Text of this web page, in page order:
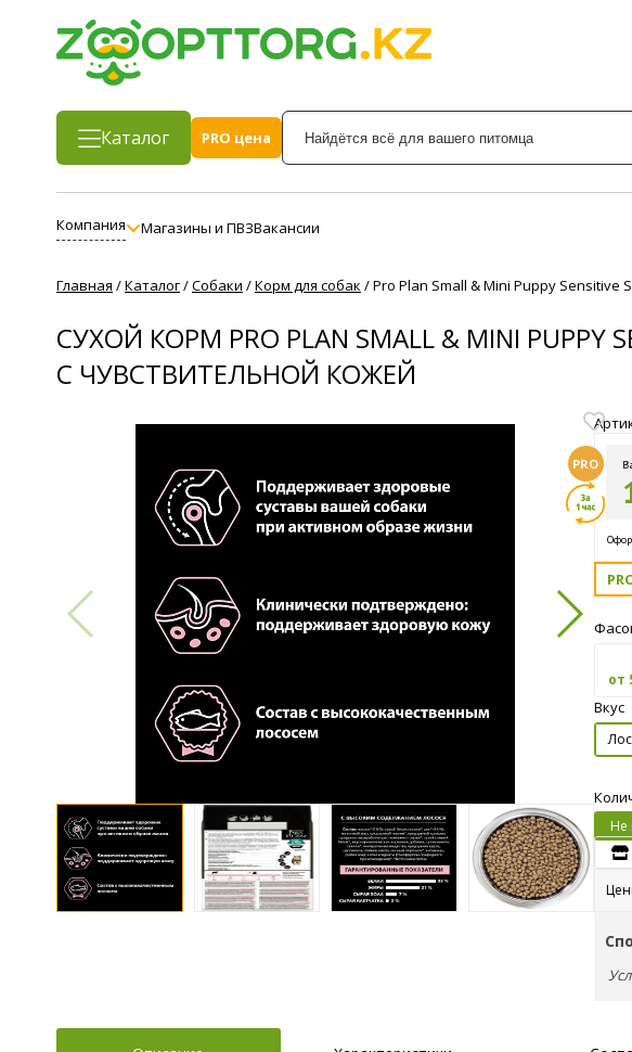
Каталог
PRO цена
Компания Магазины и ПВЗВакансии
Главная /Каталог/Собаки /Корм для собак /Pro Plan Small & Mini Puppy
СУХОЙ КОРМ PRO PLAN SMALL & MINI
С ЧУВСТВИТЕЛЬНОЙ КОЖЕЙ
PRO
от
Вкус
Не